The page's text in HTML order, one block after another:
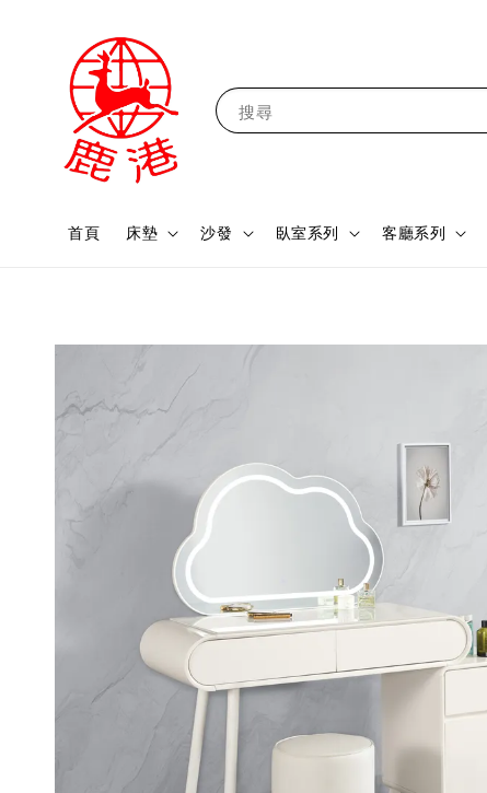
搜尋
首頁 床墊 沙發 臥室系列 客廳系列